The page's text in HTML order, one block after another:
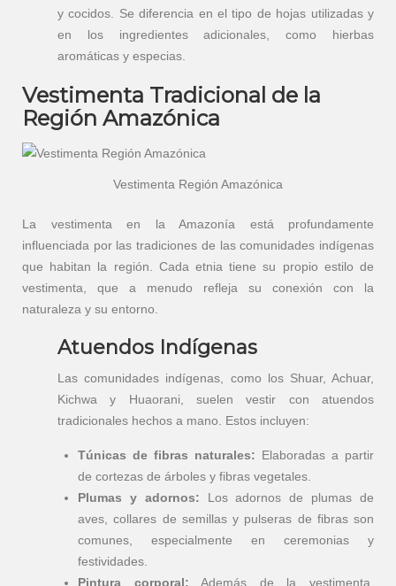
y cocidos. Se diferencia en el tipo de hojas utilizadas y
en los ingredientes adicionales, como hierbas
aromáticas y especias.
Vestimenta Tradicional de la
Región Amazónica
Vestimenta Región Amazónica
La vestimenta en la Amazonía está profundamente
influenciada por las tradiciones de las comunidades indígenas
que habitan la región. Cada etnia tiene su propio estilo de
vestimenta, que a menudo refleja su conexión con la
naturaleza y su entorno.
Atuendos Indígenas
Las comunidades indígenas, como los Shuar, Achuar,
Kichwa y Huaorani, suelen vestir con atuendos
tradicionales hechos a mano. Estos incluyen:
Túnicas de fibras naturales: Elaboradas a partir
de cortezas de árboles y fibras vegetales.
Plumas y adornos: Los adornos de plumas de
aves, collares de semillas y pulseras de fibras son
comunes, especialmente en ceremonias y
festividades.
Pintura corporal: Además de la vestimenta,